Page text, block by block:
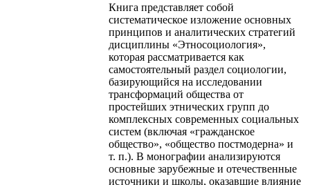
Книга представляет собой
систематическое изложение основных
принципов и аналитических стратегий
дисциплины «Этносоциология»,
которая рассматривается как
самостоятельный раздел социологии,
базирующийся на исследовании
трансформаций общества от
простейших этнических групп до
комплексных современных социальных
систем (включая «гражданское
общество», «общество постмодерна» и
т. п.). В монографии анализируются
основные зарубежные и отечественные
источники и школы, оказавшие влияние